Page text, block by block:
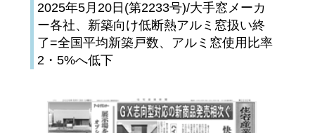
2025年5月20日(第2233号)/大手窓メーカ
ー各社、新築向け低断熱アルミ窓扱い終
了=全国平均新築戸数、アルミ窓使用比率
2・5%へ低下